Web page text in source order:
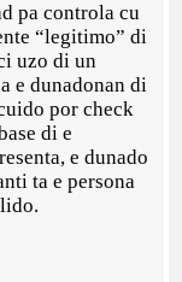
pa controla cu
“legitimo” di
uzo di un
e dunadonan di
por check
di e
e dunado
ta e persona